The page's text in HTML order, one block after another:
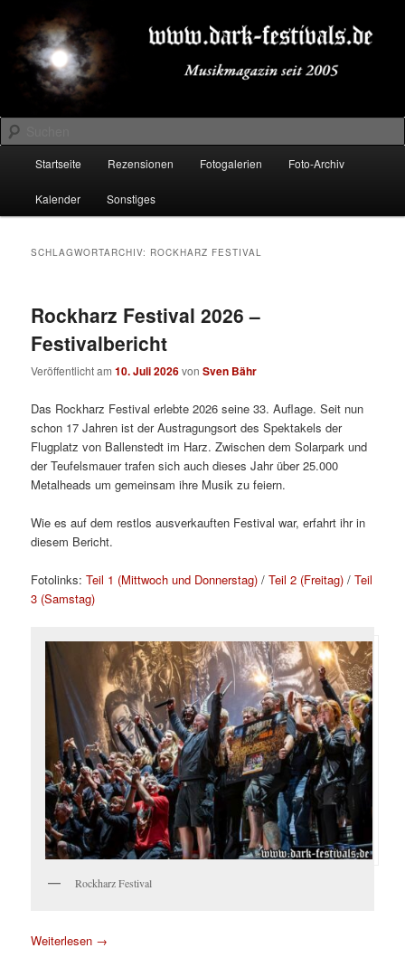
primären
Inhalt
springen
sekundären
Inhalt
springenDARK-FESTIVALS.DE
Suchen
Startseite Rezensionen Fotogalerien Foto-Archiv
Kalender Sonstiges
SCHLAGWORTARCHIV: ROCKHARZ FESTIVAL
Rockharz Festival 2026 –
Festivalbericht
Veröffentlicht am10. Juli 2026vonSven Bähr
Das Rockharz Festival erlebte 2026 seine 33. Auflage. Seit nun
schon 17 Jahren ist der Austragungsort des Spektakels der
Flugplatz von Ballenstedt im Harz. Zwischen dem Solarpark und
der Teufelsmauer trafen sich auch dieses Jahr über 25.000
Metalheads um gemeinsam ihre Musik zu feiern.
Wie es auf dem restlos ausverkauften Festival war, erfahrt ihr in
diesem Bericht.
Fotolinks:Teil 1 (Mittwoch und Donnerstag) /Teil 2 (Freitag) /Teil
3 (Samstag)
Rockharz Festival
Weiterlesen →